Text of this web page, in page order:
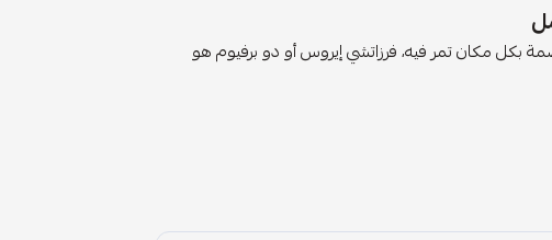
بكل مكان تمر فيه، فرزاتشي إيروس أو دو برفيوم هو